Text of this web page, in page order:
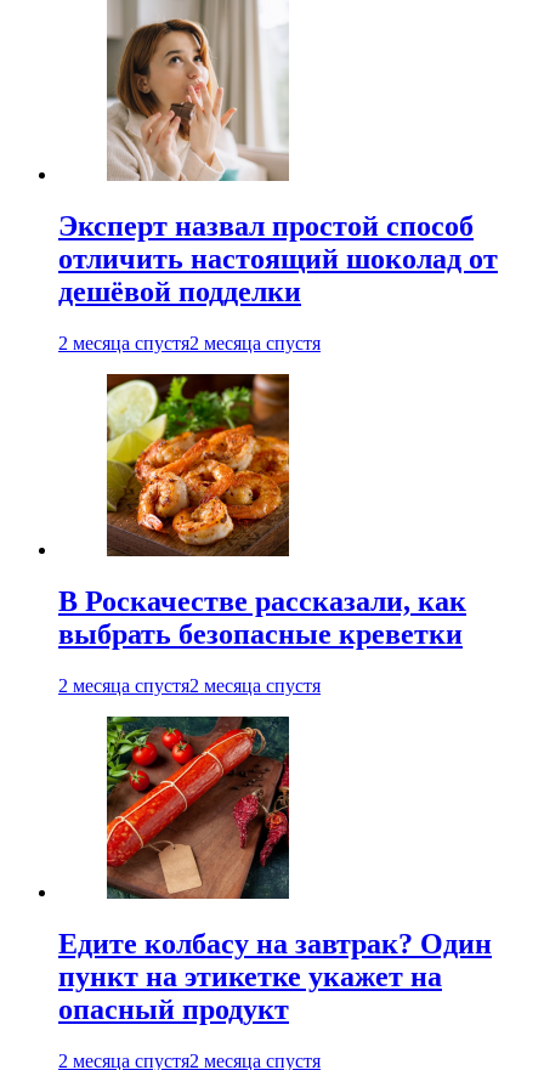
Эксперт назвал простой способ
отличить настоящий шоколад от
дешёвой подделки
2 месяца спустя2 месяца спустя
В Роскачестве рассказали, как
выбрать безопасные креветки
2 месяца спустя2 месяца спустя
Едите колбасу на завтрак? Один
пункт на этикетке укажет на
опасный продукт
2 месяца спустя2 месяца спустя